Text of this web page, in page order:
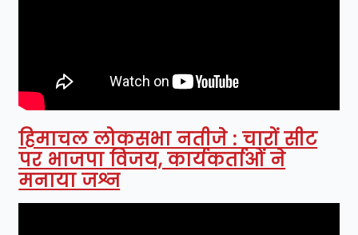
हिमाचल लोकसभा नतीजे : चारों सीट
पर भाजपा विजय, कार्यकर्ताओं ने
मनाया जश्न